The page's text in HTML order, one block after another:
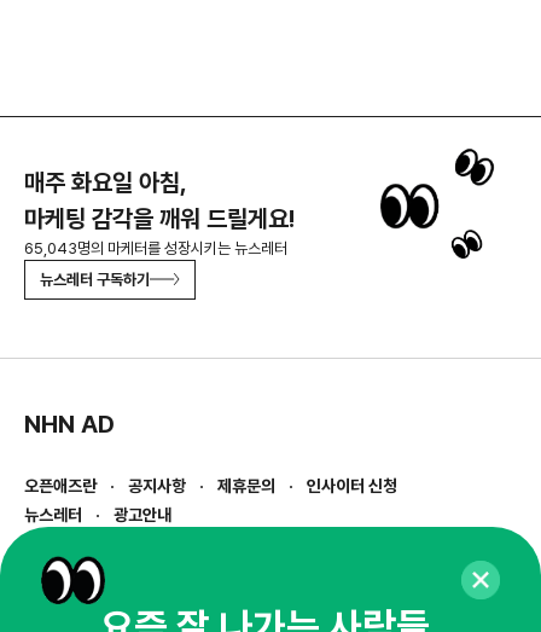
매주 화요일 아침,
마케팅 감각을 깨워 드릴게요!
65,043명의 마케터를 성장시키는 뉴스레터
뉴스레터 구독하기
NHN AD
오픈애즈란 공지사항 제휴문의
인사이터 신청
뉴스레터
광고안내
경기도 성남시 분당구 대왕판교로645번길 16
사업자등록번호 : 144-81-27690(